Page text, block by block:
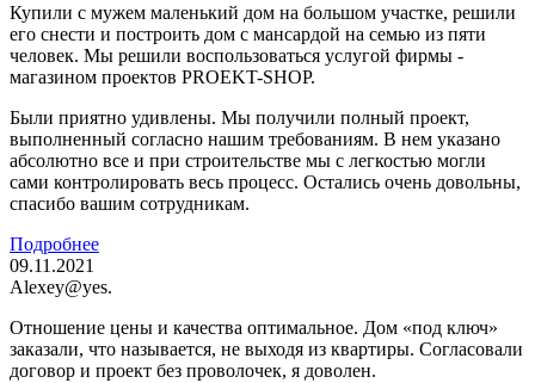
Купили с мужем маленький дом на большом участке, решили
его снести и построить дом с мансардой на семью из пяти
человек. Мы решили воспользоваться услугой фирмы -
магазином проектов PROEKT-SHOP.
Были приятно удивлены. Мы получили полный проект,
выполненный согласно нашим требованиям. В нем указано
абсолютно все и при строительстве мы с легкостью могли
сами контролировать весь процесс. Остались очень довольны,
спасибо вашим сотрудникам.
Подробнее
09.11.2021
Alexey@yes.
Отношение цены и качества оптимальное. Дом «под ключ»
заказали, что называется, не выходя из квартиры. Согласовали
договор и проект без проволочек, я доволен.